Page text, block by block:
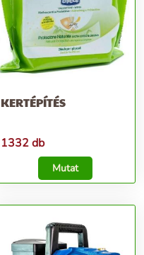
KERTÉPÍTÉS
1332 db
Mutat